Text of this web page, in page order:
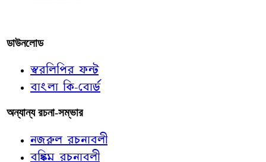
ডাউনলোড
স্বরলিপির ফন্ট
বাংলা কি-বোর্ড
অন্যান্য রচনা-সম্ভার
নজরুল রচনাবলী
বঙ্কিম রচনাবলী